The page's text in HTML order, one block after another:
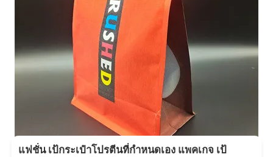
แฟชั่น เป้กระเป๋าโปรตีนที่กําหนดเอง แพคเกจ เป้